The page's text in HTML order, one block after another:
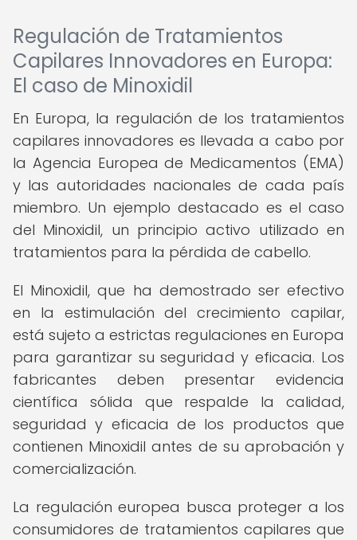
Regulación de Tratamientos
Capilares Innovadores en Europa:
El caso de Minoxidil
En Europa, la regulación de los tratamientos
capilares innovadores es llevada a cabo por
la Agencia Europea de Medicamentos (EMA)
y las autoridades nacionales de cada país
miembro. Un ejemplo destacado es el caso
del Minoxidil, un principio activo utilizado en
tratamientos para la pérdida de cabello.
El Minoxidil, que ha demostrado ser efectivo
en la estimulación del crecimiento capilar,
está sujeto a estrictas regulaciones en Europa
para garantizar su seguridad y eficacia. Los
fabricantes deben presentar evidencia
científica sólida que respalde la calidad,
seguridad y eficacia de los productos que
contienen Minoxidil antes de su aprobación y
comercialización.
La regulación europea busca proteger a los
consumidores de tratamientos capilares que